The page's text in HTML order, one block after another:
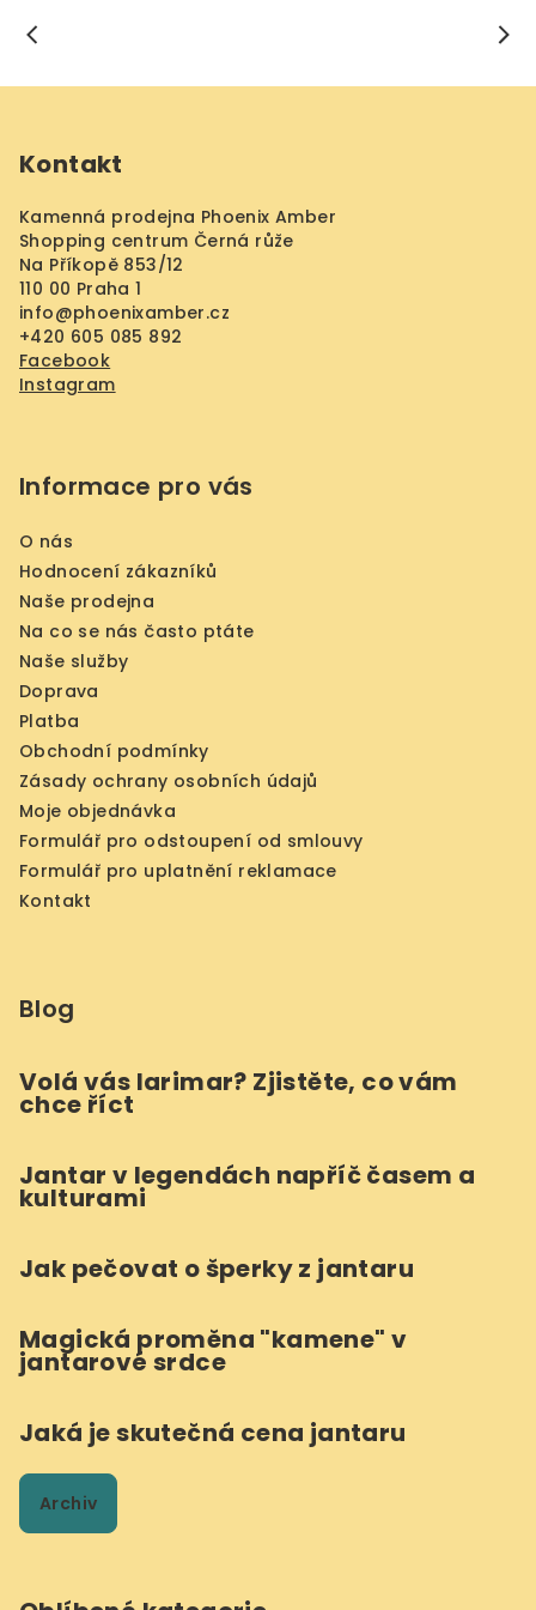
Kontakt
Kamenná prodejna Phoenix Amber
Shopping centrum Černá růže
Na Příkopě 853/12
110 00 Praha 1
info@phoenixamber.cz
+420 605 085 892
Facebook
Instagram
Informace pro vás
O nás
Hodnocení zákazníků
Naše prodejna
Na co se nás často ptáte
Naše služby
Doprava
Platba
Obchodní podmínky
Zásady ochrany osobních údajů
Moje objednávka
Formulář pro odstoupení od smlouvy
Formulář pro uplatnění reklamace
Kontakt
Blog
Volá vás larimar? Zjistěte, co vám
chce říct
Jantar v legendách napříč časem a
kulturami
Jak pečovat o šperky z jantaru
Magická proměna "kamene" v
jantarové srdce
Jaká je skutečná cena jantaru
Archiv